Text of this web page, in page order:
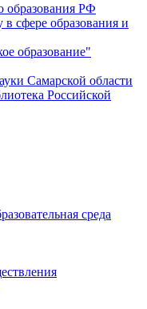
образования РФ
сфере образования и
образование"
Самарской области
Российской
среда